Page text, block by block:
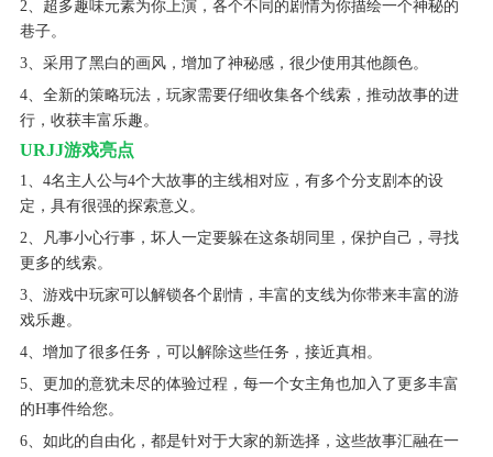
2、超多趣味元素为你上演，各个不同的剧情为你描绘一个神秘的
巷子。
3、采用了黑白的画风，增加了神秘感，很少使用其他颜色。
4、全新的策略玩法，玩家需要仔细收集各个线索，推动故事的进
行，收获丰富乐趣。
URJJ游戏亮点
1、4名主人公与4个大故事的主线相对应，有多个分支剧本的设
定，具有很强的探索意义。
2、凡事小心行事，坏人一定要躲在这条胡同里，保护自己，寻找
更多的线索。
3、游戏中玩家可以解锁各个剧情，丰富的支线为你带来丰富的游
戏乐趣。
4、增加了很多任务，可以解除这些任务，接近真相。
5、更加的意犹未尽的体验过程，每一个女主角也加入了更多丰富
的H事件给您。
6、如此的自由化，都是针对于大家的新选择，这些故事汇融在一